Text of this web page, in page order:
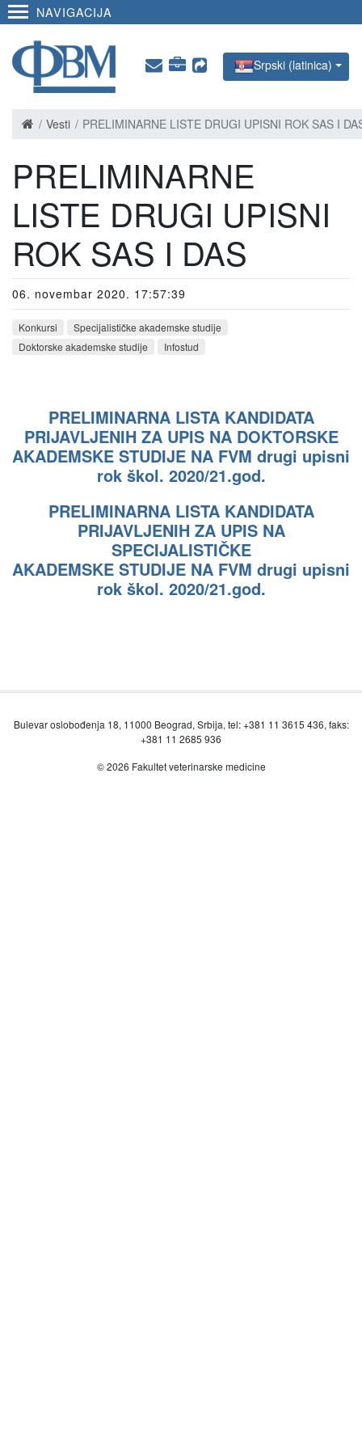
NAVIGACIJA
Srpski (latinica)
Vesti PRELIMINARNE LISTE DRUGI UPISNI ROK SAS I
PRELIMINARNE
LISTE DRUGI UPISNI
ROK SAS I DAS
06. novembar 2020. 17:57:39
Konkursi
Specijalističke akademske studije
Doktorske akademske studije
Infostud
PRELIMINARNA LISTA KANDIDATA
PRIJAVLJENIH ZA UPIS NA DOKTORSKE
AKADEMSKE STUDIJE NA FVM drugi upisni
rok škol. 2020/21.god.
PRELIMINARNA LISTA KANDIDATA
PRIJAVLJENIH ZA UPIS NA
SPECIJALISTIČKE
AKADEMSKE STUDIJE NA FVM drugi upisni
rok škol. 2020/21.god.
Bulevar oslobođenja 18, 11000 Beograd, Srbija, tel: +381 11 3615 436, faks:
+381 11 2685 936
© 2026 Fakultet veterinarske medicine